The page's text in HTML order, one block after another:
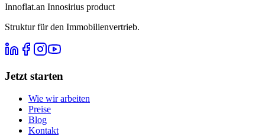
Innoflat.an Innosirius product
Struktur für den Immobilienvertrieb.
Jetzt starten
Wie wir arbeiten
Preise
Blog
Kontakt